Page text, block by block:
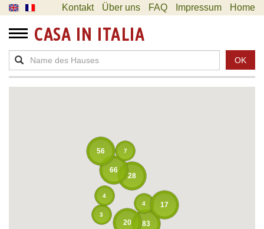
Kontakt Über uns FAQ Impressum Home
CASA IN ITALIA
OK
28
66
7
83
4
56
17
20
3
4